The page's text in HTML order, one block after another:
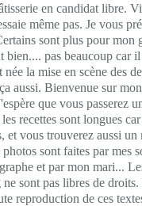
en candidat libre.
même pas. Je vous
sont plus pour mon
bien.... pas beaucoup car il
la mise en scène des
aussi. Bienvenue sur
que vous passerez
recettes sont longues
et vous trouverez aussi un
sont faites par mes
et par mon mari...
ne sont pas libres de
reproduction de ces